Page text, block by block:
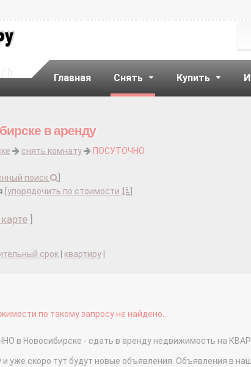
Главная Снять Купить
в аренду
снять комнату ПОСУТОЧНО
поиск
упорядочить по стоимости
срок квартиру
по такому запросу не найдено...
в Новосибирске - сдать в аренду недвижимость на
уже скоро тут будут новые объявления. Объявления в